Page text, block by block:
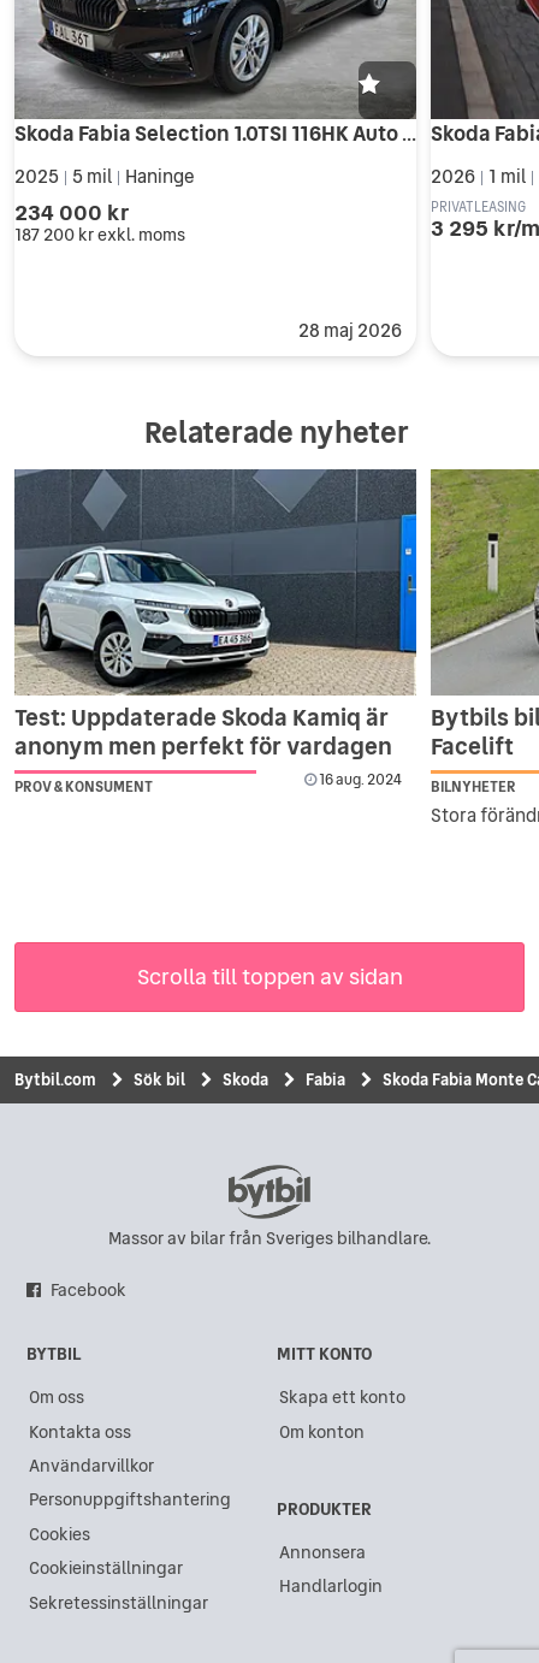
Skoda Fabia Selection 1.0TSI 116HK Auto lagerbilar
2025 5 mil Haninge
234 000 kr
187 200 krexkl. moms
28 maj 2026
2026 1 mil
PRIVATLEASING
3 295 kr/
Relaterade nyheter
Test: Uppdaterade Skoda Kamiq är
anonym men perfekt för vardagen
PROV & KONSUMENT 16 aug. 2024
Bytbils
Facelift
BILNYHETER
Stora
Scrolla till toppen av sidan
Bytbil.com Sök bil Skoda Fabia Skoda Fabia Monte
Massor av bilar från Sveriges bilhandlare.
Facebook
BYTBIL
Om oss
Kontakta oss
Användarvillkor
Personuppgiftshantering
Cookies
Cookieinställningar
Sekretessinställningar
MITT KONTO
Skapa ett konto
Om konton
PRODUKTER
Annonsera
Handlarlogin